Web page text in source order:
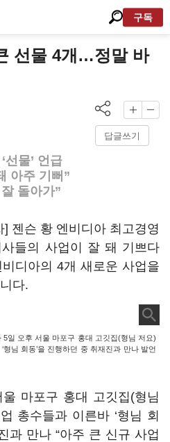
구독
선물 4개…정말 바
답글쓰기
선물’ 언급
아주 기뻐”
돌아가”
젠슨 황 엔비디아 최고경영
들의 사업이 잘 돼 기쁘다
디아의 4개 새로운 사업을
다.
일 오후 서울 마포구 홍대 고깃집(형님 저요)
님 회동’을 진행하던 중 취재진과 만나 발언
마포구 홍대 고깃집(형님
총수들과 이른바 ‘형님 회
과 만나 “아주 큰 신규 사업